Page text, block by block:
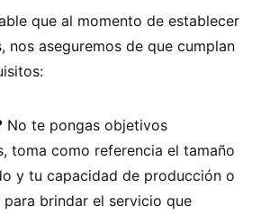
que al momento de establecer
nos aseguremos de que cumplan
No te pongas objetivos
toma como referencia el tamaño
y tu capacidad de producción o
para brindar el servicio que